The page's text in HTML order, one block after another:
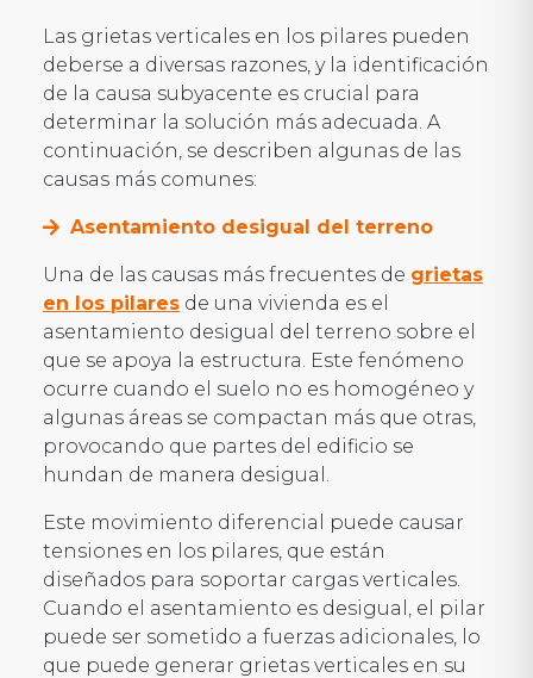
Las grietas verticales en los pilares pueden
deberse a diversas razones, y la identificación
de la causa subyacente es crucial para
determinar la solución más adecuada. A
continuación, se describen algunas de las
causas más comunes:
Asentamiento desigual del terreno
Una de las causas más frecuentes de grietas
en los pilares de una vivienda es el
asentamiento desigual del terreno sobre el
que se apoya la estructura. Este fenómeno
ocurre cuando el suelo no es homogéneo y
algunas áreas se compactan más que otras,
provocando que partes del edificio se
hundan de manera desigual.
Este movimiento diferencial puede causar
tensiones en los pilares, que están
diseñados para soportar cargas verticales.
Cuando el asentamiento es desigual, el pilar
puede ser sometido a fuerzas adicionales, lo
que puede generar grietas verticales en su